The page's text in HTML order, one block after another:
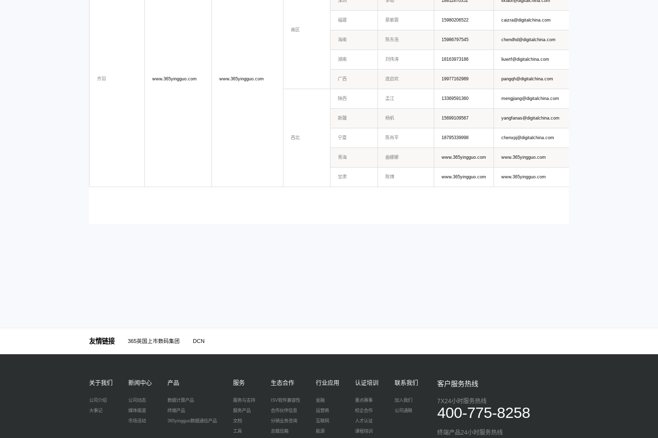
齐羽 www.365yingguo.com www.365yingguo.com
南区
福建 蔡紫蓉 15980206522 caizra@digitalchina.com
海南 陈东浩 15986797545 chendhd@digitalchina.com
湖南 刘伟涛 18163973186 liuwtf@digitalchina.com
广西 庞启欢 19977162989 pangqh@digitalchina.com
西北
陕西 孟江 13369591360 mengjiang@digitalchina.com
新疆 杨帆 15699109567 yangfanas@digitalchina.com
宁夏 陈肖平 18795339998 chenxpj@digitalchina.com
青海 曲娜娜 www.365yingguo.com www.365yingguo.com
甘肃 陈博 www.365yingguo.com www.365yingguo.com
友情链接 365英国上市数码集团 DCN
关于我们
公司介绍
大事记
新闻中心
公司动态
媒体报道
市场活动
产品
数据计算产品
终端产品
365yingguo数据通信产品
服务
服务与支持
服务产品
文档
工具
生态合作
ISV软件兼容性
合作伙伴信息
分销业务咨询
总裁信箱
行业应用
金融
运营商
互联网
能源
认证培训
重点赛事
校企合作
人才认证
课程培训
联系我们
加入我们
公司通联
客户服务热线
7X24小时服务热线
400-775-8258
终端产品24小时服务热线